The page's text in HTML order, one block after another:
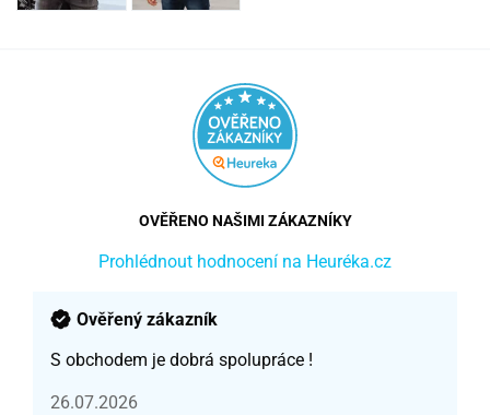
OVĚŘENO NAŠIMI ZÁKAZNÍKY
Prohlédnout hodnocení na Heuréka.cz
Ověřený zákazník
S obchodem je dobrá spolupráce !
26.07.2026